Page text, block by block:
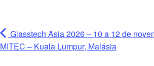
Glasstech Asia 2026 – 10 a 12 de
MITEC – Kuala Lumpur, Malásia